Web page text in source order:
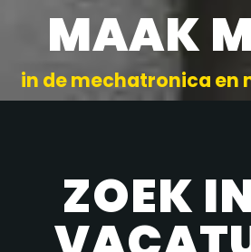
MAAK
in de mechatronica en
ZOEK